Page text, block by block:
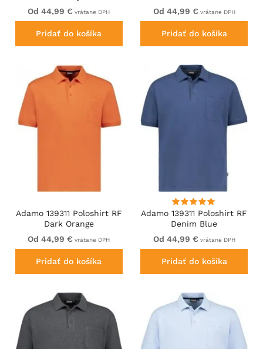
Od 44,99 € vrátane DPH
Pridať do košíka
Od 44,99 € vrátane DPH
Pridať do košíka
Adamo 139311 Poloshirt RF
Dark Orange
Od 44,99 € vrátane DPH
Pridať do košíka
Adamo 139311 Poloshirt RF
Denim Blue
Od 44,99 € vrátane DPH
Pridať do košíka